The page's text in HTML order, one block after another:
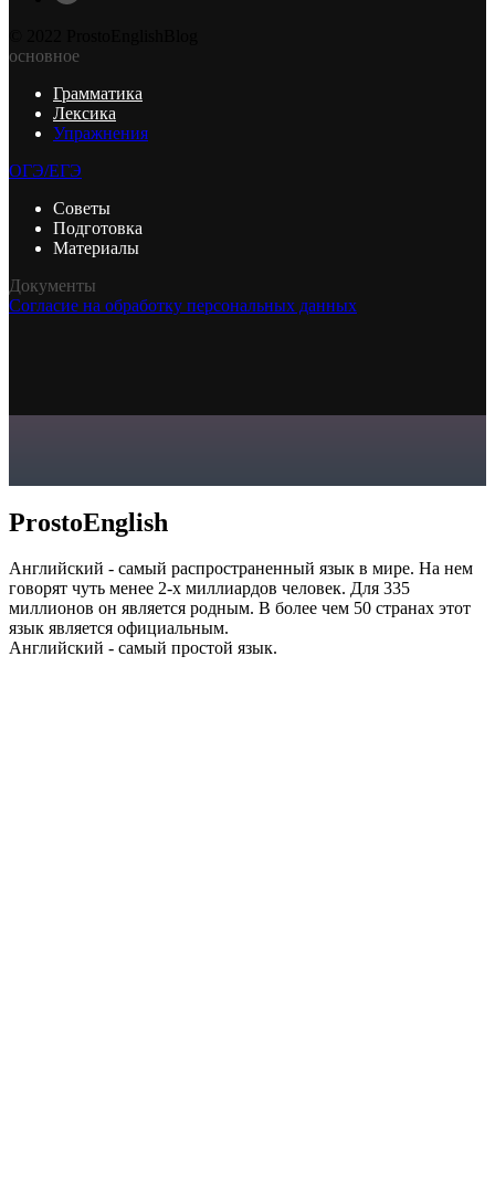
ProstoEnglish
Английский - самый распространенный язык в мире. На нем
говорят чуть менее 2-х миллиардов человек. Для 335
миллионов он является родным. В более чем 50 странах этот
язык является официальным.
Английский - самый простой язык.
основное
Грамматика
Лексика
Упражнения
ОГЭ/ЕГЭ
Советы
Подготовка
Материалы
Документы
Согласие на обработку персональных данных